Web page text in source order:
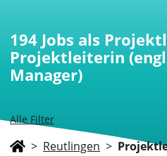
Alle Filter
194 Jobs als
Projektleiterin
Manager)
> Reutlingen >